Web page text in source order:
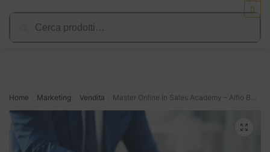
Cerca
0
Home Marketing Vendita Master Online in Sales Academy – Alfio Bardolla